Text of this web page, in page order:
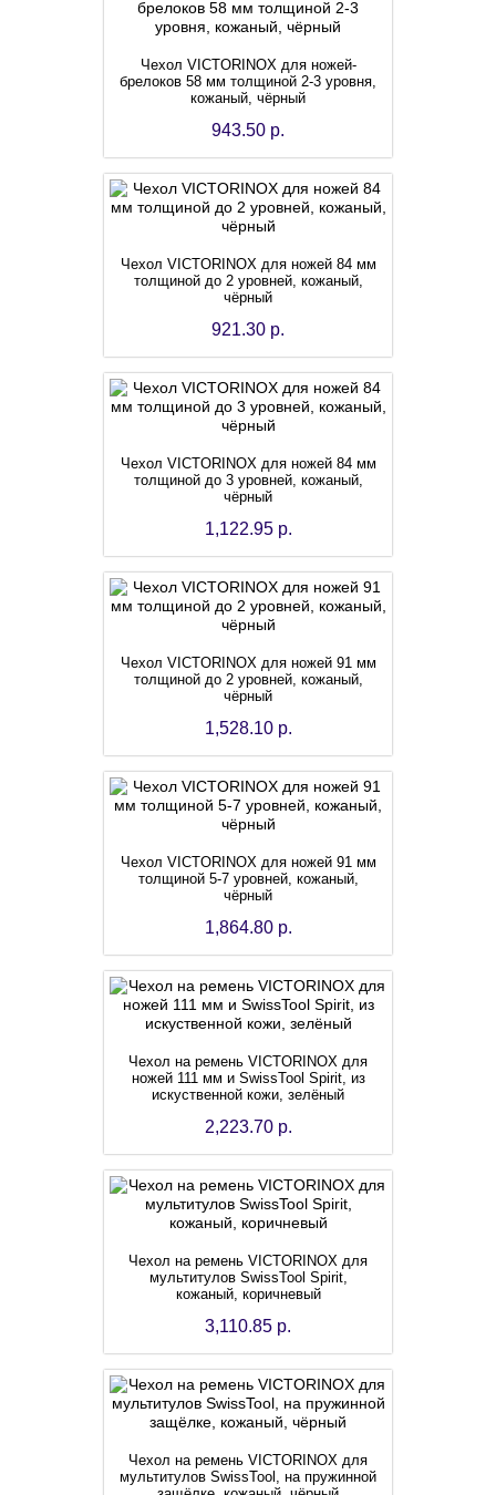
Чехол VICTORINOX для ножей-
брелоков 58 мм толщиной 2-3 уровня,
кожаный, чёрный
943.50 р.
Чехол VICTORINOX для ножей 84 мм
толщиной до 2 уровней, кожаный,
чёрный
921.30 р.
Чехол VICTORINOX для ножей 84 мм
толщиной до 3 уровней, кожаный,
чёрный
1,122.95 р.
Чехол VICTORINOX для ножей 91 мм
толщиной до 2 уровней, кожаный,
чёрный
1,528.10 р.
Чехол VICTORINOX для ножей 91 мм
толщиной 5-7 уровней, кожаный,
чёрный
1,864.80 р.
Чехол на ремень VICTORINOX для
ножей 111 мм и SwissTool Spirit, из
искуственной кожи, зелёный
2,223.70 р.
Чехол на ремень VICTORINOX для
мультитулов SwissTool Spirit,
кожаный, коричневый
3,110.85 р.
Чехол на ремень VICTORINOX для
мультитулов SwissTool, на пружинной